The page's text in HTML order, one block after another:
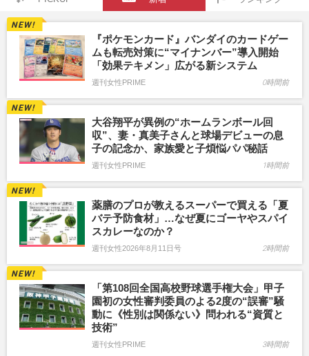
『ポケモンカード』バンダイのカードゲー
ムも転売対策に“マイナンバー”導入開始
「効果テキメン」広がる新システム
週刊女性PRIME 0時間前
大谷翔平が異例の“ホームランボール回
収”、妻・真美子さんと球場デビューの息
子の記念か、家族愛と子煩悩パパ秘話
週刊女性PRIME 1時間前
薬膳のプロが教えるスーパーで買える「夏
バテ予防食材」…なぜ夏にゴーヤやスパイ
スカレーなのか？
週刊女性2026年8月11日号 2時間前
「第108回全国高校野球選手権大会」甲子
園初の女性審判委員のよる2度の“誤審”騒
動に《性別は関係ない》問われる“資質と
技術”
週刊女性PRIME 3時間前